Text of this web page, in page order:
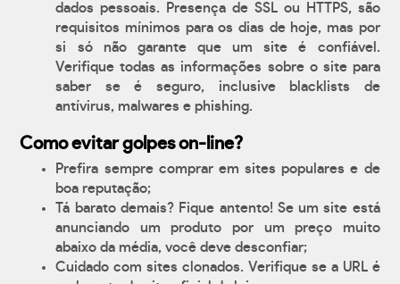
dados pessoais. Presença de SSL ou HTTPS, são
requisitos mínimos para os dias de hoje, mas por
si só não garante que um site é confiável.
Verifique todas as informações sobre o site para
saber se é seguro, inclusive blacklists de
antívirus, malwares e phishing.
Como evitar golpes on-line?
Prefira sempre comprar em sites populares e de
boa reputação;
Tá barato demais? Fique antento! Se um site está
anunciando um produto por um preço muito
abaixo da média, você deve desconfiar;
Cuidado com sites clonados. Verifique se a URL é